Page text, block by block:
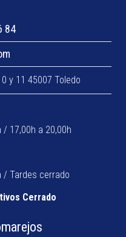
84
y 11 45007 Toledo
/ 17,00h a 20,00h
/ Tardes cerrado
Cerrado